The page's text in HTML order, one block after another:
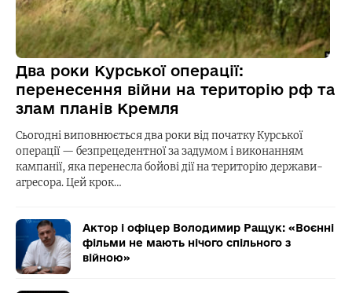
Два роки Курської операції:
перенесення війни на територію рф та
злам планів Кремля
Сьогодні виповнюється два роки від початку Курської
операції — безпрецедентної за задумом і виконанням
кампанії, яка перенесла бойові дії на територію держави-
агресора. Цей крок…
Актор і офіцер Володимир Ращук: «Воєнні
фільми не мають нічого спільного з
війною»